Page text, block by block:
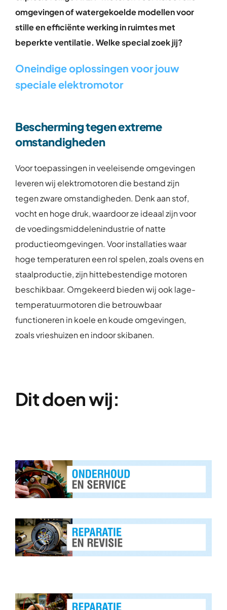
omgevingen of watergekoelde modellen voor
stille en efficiënte werking in ruimtes met
beperkte ventilatie. Welke special zoek jij?
Oneindige oplossingen voor jouw
speciale elektromotor
Bescherming tegen extreme
omstandigheden
Voor toepassingen in veeleisende omgevingen
leveren wij elektromotoren die bestand zijn
tegen zware omstandigheden. Denk aan stof,
vocht en hoge druk, waardoor ze ideaal zijn voor
de voedingsmiddelenindustrie of natte
productieomgevingen. Voor installaties waar
hoge temperaturen een rol spelen, zoals ovens en
staalproductie, zijn hittebestendige motoren
beschikbaar. Omgekeerd bieden wij ook lage-
temperatuurmotoren die betrouwbaar
functioneren in koele en koude omgevingen,
zoals vrieshuizen en indoor skibanen.
Dit doen wij: